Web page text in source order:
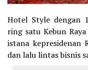
Hotel Style dengan
ring satu Kebun
istana kepresidenan
dan lalu lintas bisnis